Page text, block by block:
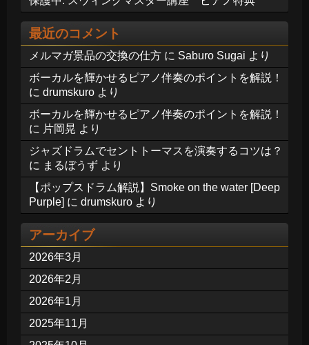
最近のコメント
メルマガ景品の交換の仕方 に Saburo Sugai より
ボーカルを輝かせるピアノ伴奏のポイントを解説！
に drumskuro より
ボーカルを輝かせるピアノ伴奏のポイントを解説！
に 片岡晃 より
ジャズドラムでセントトーマスを演奏するコツは？
に まるぼうず より
【ポップスドラム解説】Smoke on the water [Deep
Purple] に drumskuro より
アーカイブ
2026年3月
2026年2月
2026年1月
2025年11月